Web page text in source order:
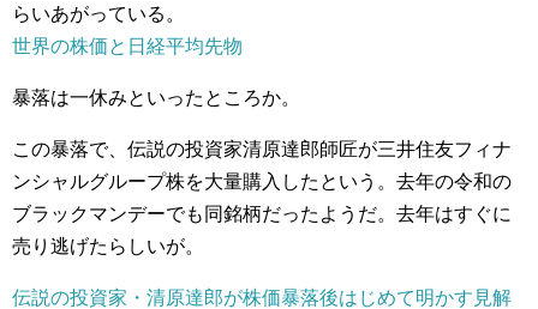
らいあがっている。
世界の株価と日経平均先物
暴落は一休みといったところか。
この暴落で、伝説の投資家清原達郎師匠が三井住友フィナ
ンシャルグループ株を大量購入したという。去年の令和の
ブラックマンデーでも同銘柄だったようだ。去年はすぐに
売り逃げたらしいが。
伝説の投資家・清原達郎が株価暴落後はじめて明かす見解